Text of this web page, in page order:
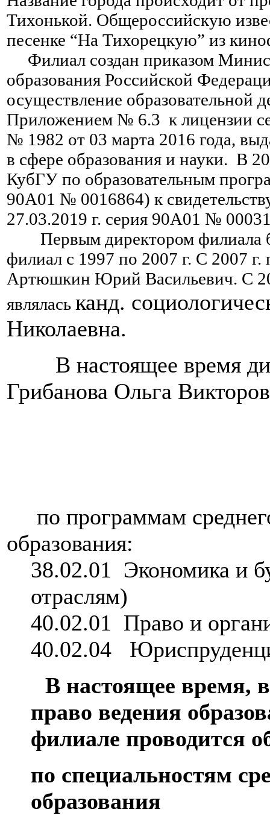
Тихонькой. Общероссийскую
песенке “На Тихорецкую” из
Филиал создан приказом
образования Российской
осуществление образовательной
Приложением № 6.3 к лицензии
№ 1982 от 03 марта 2016 года,
в сфере образования и науки. В
КубГУ по образовательным
90А01 № 0016864) к
27.03.2019 г. серия 90А01 №
Первым директором филиала
филиал с 1997 по 2007 г. С 2007
Артюшкин Юрий Васильевич. С
являлась канд.
Николаевна.
В настоящее время
Грибанова Ольга
по программам
образования:
38.02.01 Экономика и
отраслям)
40.02.01 Право и
40.02.04
В настоящее время,
право ведения
филиале проводится
по специальностям
образования